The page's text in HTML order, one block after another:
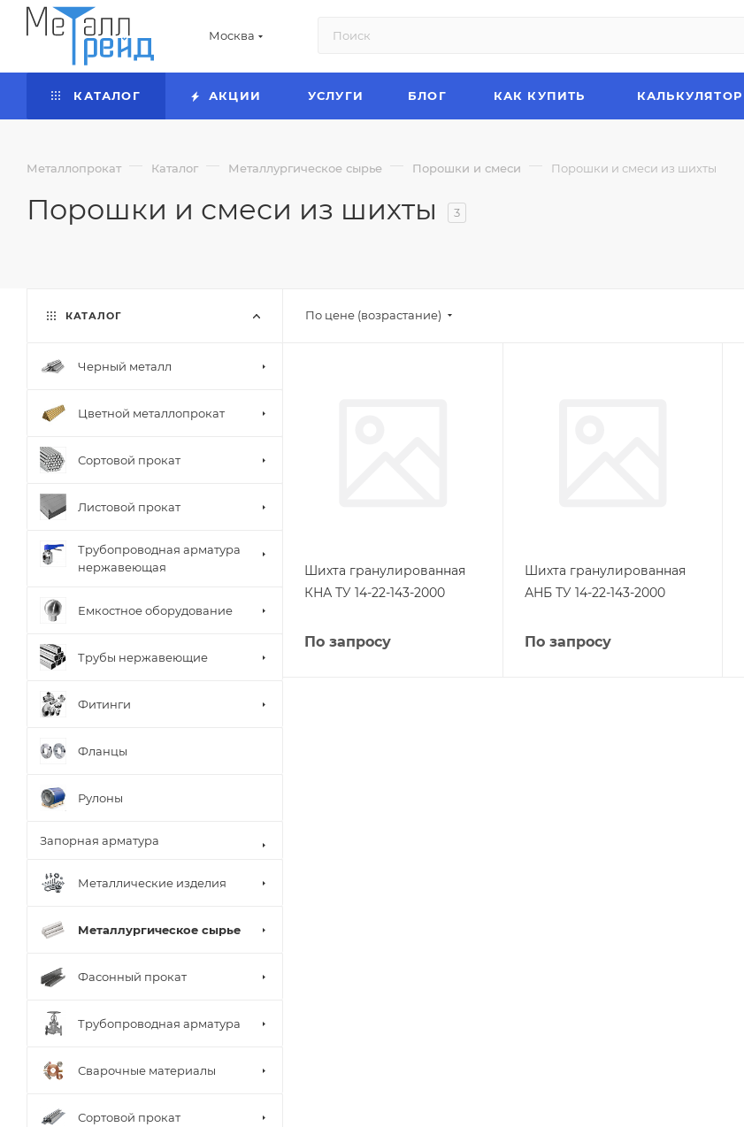
Москва
КАТАЛОГ АКЦИИ УСЛУГИ БЛОГ КАК КУПИТЬ КАЛЬКУЛЯТОР
Металлопрокат — Каталог — Металлургическое сырье — Порошки и смеси — Порошки и смеси из шихты
Порошки и смеси из шихты 3
По цене (возрастание)
Шихта гранулированная
КНА ТУ 14-22-143-2000
По запросу
Шихта гранулированная
АНБ ТУ 14-22-143-2000
По запросу
КАТАЛОГ
Черный металл
Цветной металлопрокат
Сортовой прокат
Листовой прокат
Трубопроводная арматура
нержавеющая
Емкостное оборудование
Трубы нержавеющие
Фитинги
Фланцы
Рулоны
Запорная арматура
Металлические изделия
Металлургическое сырье
Фасонный прокат
Трубопроводная арматура
Сварочные материалы
Сортовой прокат